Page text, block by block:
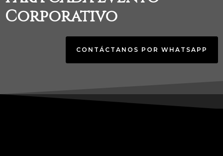
Corporativo
CONTÁCTANOS POR WHATSAPP